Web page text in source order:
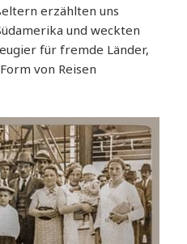
erzählten uns
und weckten
für fremde Länder,
von Reisen